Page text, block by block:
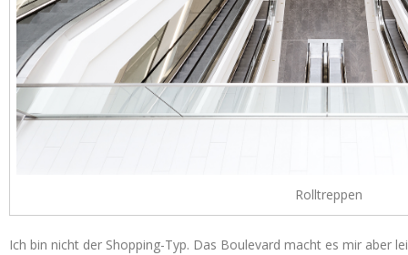
Rolltreppen
Ich bin nicht der Shopping-Typ. Das Boulevard macht es mir aber